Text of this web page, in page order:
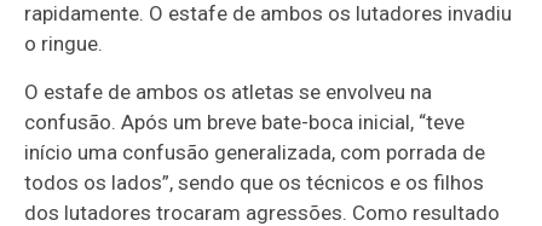
rapidamente. O estafe de ambos os lutadores invadiu
o ringue.
O estafe de ambos os atletas se envolveu na
confusão. Após um breve bate-boca inicial, “teve
início uma confusão generalizada, com porrada de
todos os lados”, sendo que os técnicos e os filhos
dos lutadores trocaram agressões. Como resultado